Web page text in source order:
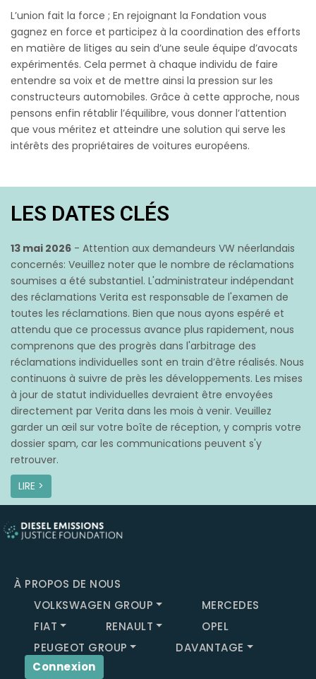
L’union fait la force ; En rejoignant la Fondation vous
gagnez en force et participez à la coordination des efforts
en matière de litiges au sein d’une seule équipe d’avocats
expérimentés. Cela permet à chaque individu de faire
entendre sa voix et de mettre ainsi la pression sur les
constructeurs automobiles. Grâce à cette approche, nous
pensons enfin rétablir l’équilibre, vous donner l’attention
que vous méritez et atteindre une solution qui serve les
intérêts des propriétaires de voitures européens.
LES DATES CLÉS
13 mai 2026 - Attention aux demandeurs VW néerlandais
concernés: Veuillez noter que le nombre de réclamations
soumises a été substantiel. L'administrateur indépendant
des réclamations Verita est responsable de l'examen de
toutes les réclamations. Bien que nous ayons espéré et
attendu que ce processus avance plus rapidement, nous
comprenons que des progrès dans l'arbitrage des
réclamations individuelles sont en train d’être réalisés. Nous
continuons à suivre de près les développements. Les mises
à jour de statut individuelles devraient être envoyées
directement par Verita dans les mois à venir. Veuillez
garder un œil sur votre boîte de réception, y compris votre
dossier spam, car les communications peuvent s'y
retrouver.
LIRE >
À PROPOS DE NOUS
VOLKSWAGEN GROUP
MERCEDES
FIAT
RENAULT
OPEL
PEUGEOT GROUP
DAVANTAGE
Connexion